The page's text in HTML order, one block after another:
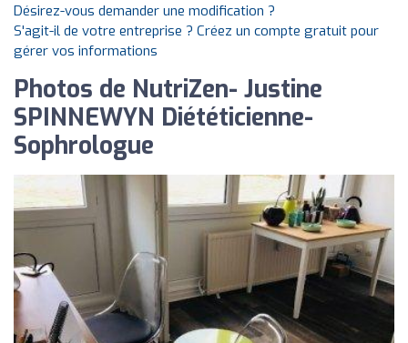
Désirez-vous demander une modification ?
S'agit-il de votre entreprise ? Créez un compte gratuit pour
gérer vos informations
Photos de NutriZen- Justine
SPINNEWYN Diététicienne-
Sophrologue